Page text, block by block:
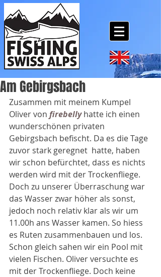
Am Gebirgsbach
Zusammen mit meinem Kumpel
Oliver von firebelly hatte ich einen
wunderschönen privaten
Gebirgsbach befischt. Da es die Tage
zuvor stark geregnet  hatte, haben
wir schon befürchtet, dass es nichts
werden wird mit der Trockenfliege.
Doch zu unserer Überraschung war
das Wasser zwar höher als sonst,
jedoch noch relativ klar als wir um
11.00h ans Wasser kamen. So hiess
es Ruten zusammenbauen und los.
Schon gleich sahen wir ein Pool mit
vielen Fischen. Oliver versuchte es
mit der Trockenfliege. Doch keine